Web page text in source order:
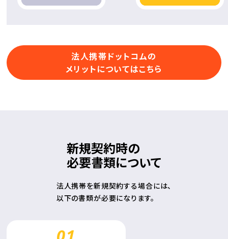
法人携帯ドットコムの
メリットについてはこちら
新規契約時の
必要書類について
法人携帯を新規契約する場合には、
以下の書類が必要になります。